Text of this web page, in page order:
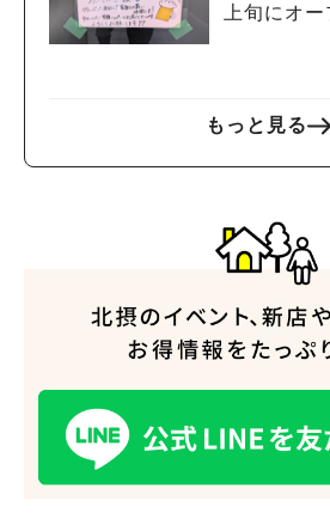
上旬にオ
もっと見る